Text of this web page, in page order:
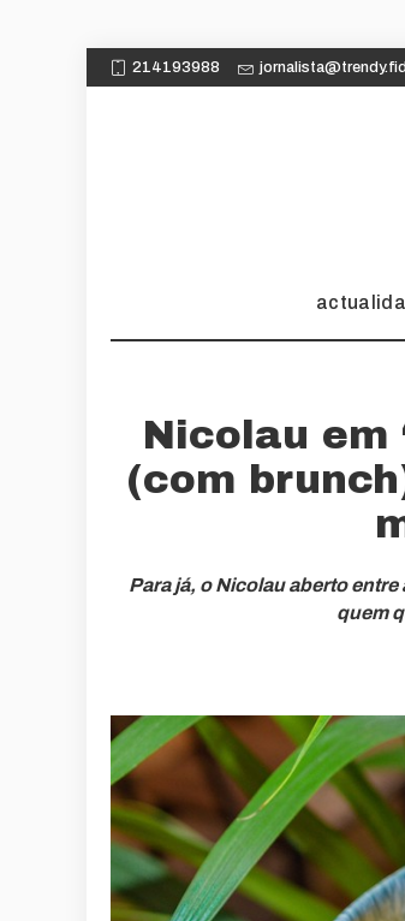
214193988
Nicolau em
(com
Para já, o Nicolau aberto
quem